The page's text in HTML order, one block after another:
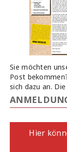
Sie möchten
Post
sich dazu an.
Hier